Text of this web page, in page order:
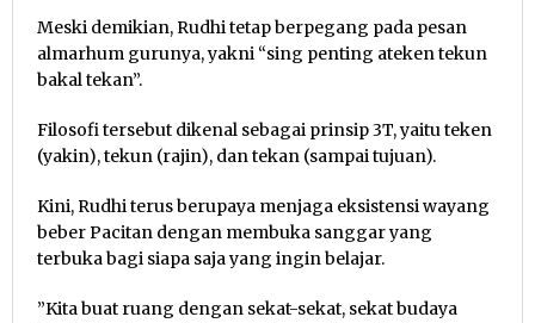
Meski demikian, Rudhi tetap berpegang pada pesan
almarhum gurunya, yakni “sing penting ateken tekun
bakal tekan”.
Filosofi tersebut dikenal sebagai prinsip 3T, yaitu teken
(yakin), tekun (rajin), dan tekan (sampai tujuan).
Kini, Rudhi terus berupaya menjaga eksistensi wayang
beber Pacitan dengan membuka sanggar yang
terbuka bagi siapa saja yang ingin belajar.
”Kita buat ruang dengan sekat-sekat, sekat budaya